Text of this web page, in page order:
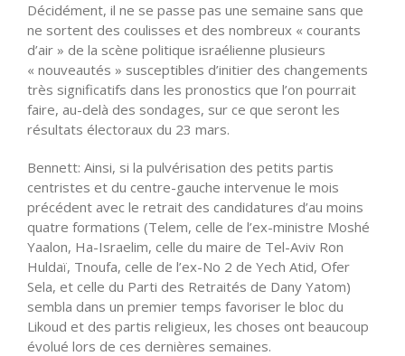
Décidément, il ne se passe pas une semaine sans que
ne sortent des coulisses et des nombreux « courants
d’air » de la scène politique israélienne plusieurs
« nouveautés » susceptibles d’initier des changements
très significatifs dans les pronostics que l’on pourrait
faire, au-delà des sondages, sur ce que seront les
résultats électoraux du 23 mars.
Bennett: Ainsi, si la pulvérisation des petits partis
centristes et du centre-gauche intervenue le mois
précédent avec le retrait des candidatures d’au moins
quatre formations (Telem, celle de l’ex-ministre Moshé
Yaalon, Ha-Israelim, celle du maire de Tel-Aviv Ron
Huldaï, Tnoufa, celle de l’ex-No 2 de Yech Atid, Ofer
Sela, et celle du Parti des Retraités de Dany Yatom)
sembla dans un premier temps favoriser le bloc du
Likoud et des partis religieux, les choses ont beaucoup
évolué lors de ces dernières semaines.